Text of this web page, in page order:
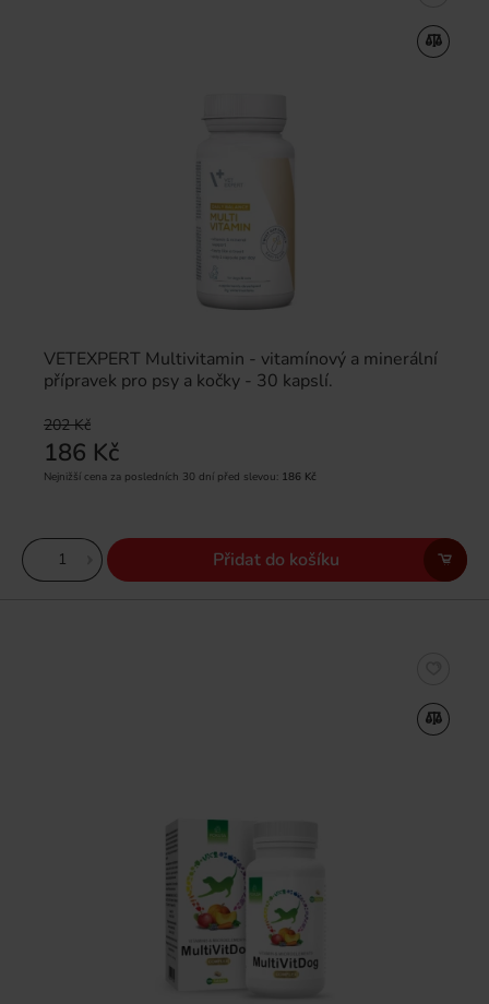
VETEXPERT Multivitamin - vitamínový a minerální
přípravek pro psy a kočky - 30 kapslí.
202 Kč
186 Kč
Nejnižší cena za posledních 30 dní před slevou: 186 Kč
Přidat do košíku